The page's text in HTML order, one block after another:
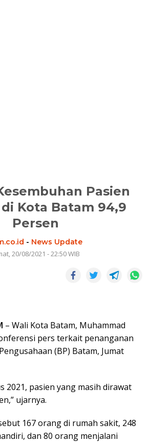
Pasien
di Kota Batam 94,9
Persen
- News Update
20/08/2021 - 22:50 WIB
– Wali Kota Batam, Muhammad
pers terkait penanganan
(BP) Batam, Jumat
2021, pasien yang masih dirawat
ujarnya.
167 orang di rumah sakit, 248
dan 80 orang menjalani